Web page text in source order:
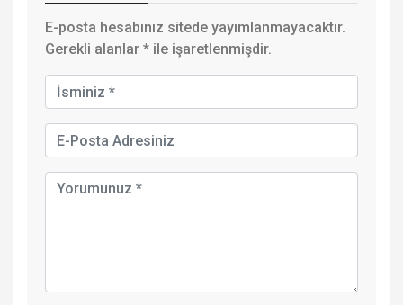
E-posta hesabınız sitede yayımlanmayacaktır.
Gerekli alanlar * ile işaretlenmişdir.